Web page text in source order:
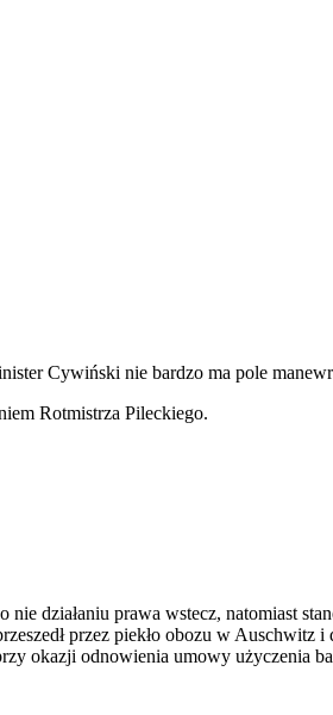
Cywiński nie bardzo ma pole
Rotmistrza Pileckiego.
działaniu prawa wstecz, natomiast
przez piekło obozu w
okazji odnowienia umowy użyczenia